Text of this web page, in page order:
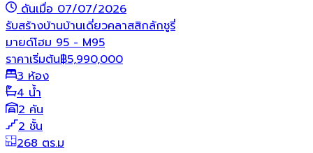
ดันเมื่อ 07/07/2026
รับสร้างบ้านบ้านเดี่ยวคลาสสิกลักชูรี่
มายด์โฮม 95 - M95
ราคาเริ่มต้น฿5,990,000
3 ห้อง
4 น้ำ
2 คัน
2 ชั้น
268 ตร.ม